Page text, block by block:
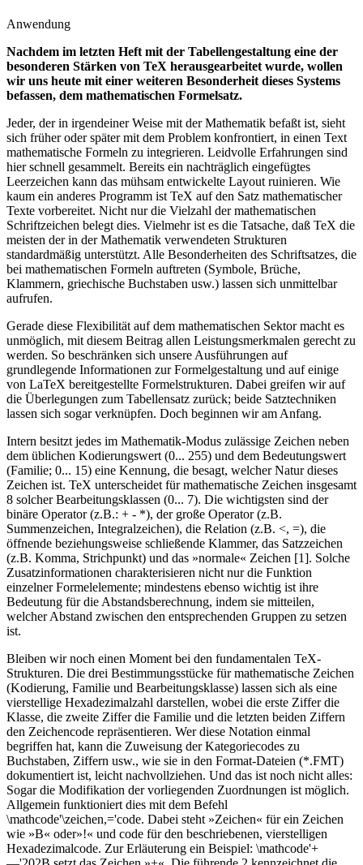
Anwendung
Nachdem im letzten Heft mit der Tabellengestaltung eine der
besonderen Stärken von TeX herausgearbeitet wurde, wollen
wir uns heute mit einer weiteren Besonderheit dieses Systems
befassen, dem mathematischen Formelsatz.
Jeder, der in irgendeiner Weise mit der Mathematik befaßt ist, sieht
sich früher oder später mit dem Problem konfrontiert, in einen Text
mathematische Formeln zu integrieren. Leidvolle Erfahrungen sind
hier schnell gesammelt. Bereits ein nachträglich eingefügtes
Leerzeichen kann das mühsam entwickelte Layout ruinieren. Wie
kaum ein anderes Programm ist TeX auf den Satz mathematischer
Texte vorbereitet. Nicht nur die Vielzahl der mathematischen
Schriftzeichen belegt dies. Vielmehr ist es die Tatsache, daß TeX die
meisten der in der Mathematik verwendeten Strukturen
standardmäßig unterstützt. Alle Besonderheiten des Schriftsatzes, die
bei mathematischen Formeln auftreten (Symbole, Brüche,
Klammern, griechische Buchstaben usw.) lassen sich unmittelbar
aufrufen.
Gerade diese Flexibilität auf dem mathematischen Sektor macht es
unmöglich, mit diesem Beitrag allen Leistungsmerkmalen gerecht zu
werden. So beschränken sich unsere Ausführungen auf
grundlegende Informationen zur Formelgestaltung und auf einige
von LaTeX bereitgestellte Formelstrukturen. Dabei greifen wir auf
die Überlegungen zum Tabellensatz zurück; beide Satztechniken
lassen sich sogar verknüpfen. Doch beginnen wir am Anfang.
Intern besitzt jedes im Mathematik-Modus zulässige Zeichen neben
dem üblichen Kodierungswert (0... 255) und dem Bedeutungswert
(Familie; 0... 15) eine Kennung, die besagt, welcher Natur dieses
Zeichen ist. TeX unterscheidet für mathematische Zeichen insgesamt
8 solcher Bearbeitungsklassen (0... 7). Die wichtigsten sind der
binäre Operator (z.B.: + - *), der große Operator (z.B.
Summenzeichen, Integralzeichen), die Relation (z.B. <, =), die
öffnende beziehungsweise schließende Klammer, das Satzzeichen
(z.B. Komma, Strichpunkt) und das »normale« Zeichen [1]. Solche
Zusatzinformationen charakterisieren nicht nur die Funktion
einzelner Formelelemente; mindestens ebenso wichtig ist ihre
Bedeutung für die Abstandsberechnung, indem sie mitteilen,
welcher Abstand zwischen den entsprechenden Gruppen zu setzen
ist.
Bleiben wir noch einen Moment bei den fundamentalen TeX-
Strukturen. Die drei Bestimmungsstücke für mathematische Zeichen
(Kodierung, Familie und Bearbeitungsklasse) lassen sich als eine
vierstellige Hexadezimalzahl darstellen, wobei die erste Ziffer die
Klasse, die zweite Ziffer die Familie und die letzten beiden Ziffern
den Zeichencode repräsentieren. Wer diese Notation einmal
begriffen hat, kann die Zuweisung der Kategoriecodes zu
Buchstaben, Ziffern usw., wie sie in den Format-Dateien (*.FMT)
dokumentiert ist, leicht nachvollziehen. Und das ist noch nicht alles:
Sogar die Modifikation der vorliegenden Zuordnungen ist möglich.
Allgemein funktioniert dies mit dem Befehl
\mathcode'\zeichen,='code. Dabei steht »Zeichen« für ein Zeichen
wie »B« oder»!« und code für den beschriebenen, vierstelligen
Hexadezimalcode. Zur Erläuterung ein Beispiel: \mathcode'+